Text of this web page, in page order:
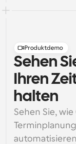
Produktdemo
Sehen
Ihren
halten
Sehen Sie,